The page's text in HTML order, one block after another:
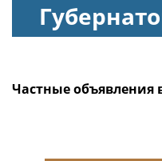
Частные объявления